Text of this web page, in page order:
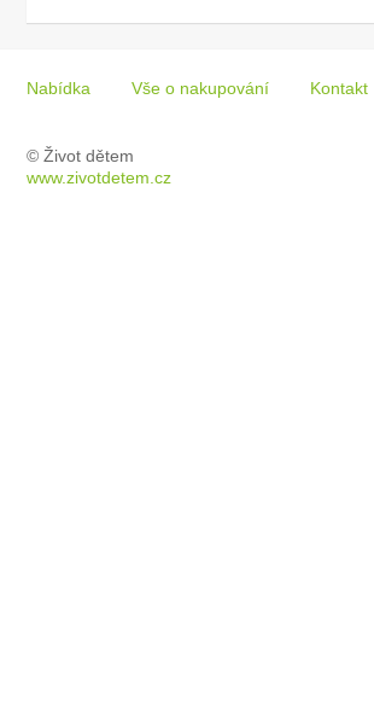
Nabídka Vše o nakupování Kontakt
© Život dětem
www.zivotdetem.cz